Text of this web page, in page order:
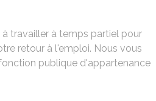
travailler à temps partiel pour
retour à l'emploi. Nous vous
publique d'appartenance